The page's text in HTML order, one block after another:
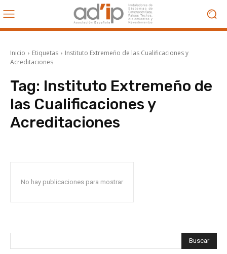
Inicio Etiquetas
Instituto Extremeño de las Cualificaciones y
Acreditaciones
Tag: Instituto Extremeño de
las Cualificaciones y
Acreditaciones
No hay publicaciones para mostrar
Buscar